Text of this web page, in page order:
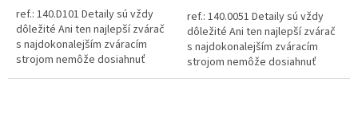
ref.: 140.D101 Detaily sú vždy
dôležité Ani ten najlepší zvárač
s najdokonalejším zváracím
strojom nemôže dosiahnuť
dokonalé výsledky, ak sa
ref.: 140.0051 Detaily sú vždy
dôležité Ani ten najlepší zvárač
s najdokonalejším zváracím
strojom nemôže dosiahnuť
dokonalé výsledky, ak sa